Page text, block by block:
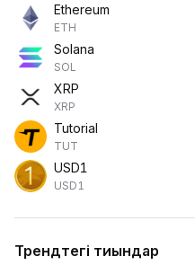
Ethereum
ETH
Solana
SOL
XRP
XRP
Tutorial
TUT
USD1
USD1
Трендтегі тиындар